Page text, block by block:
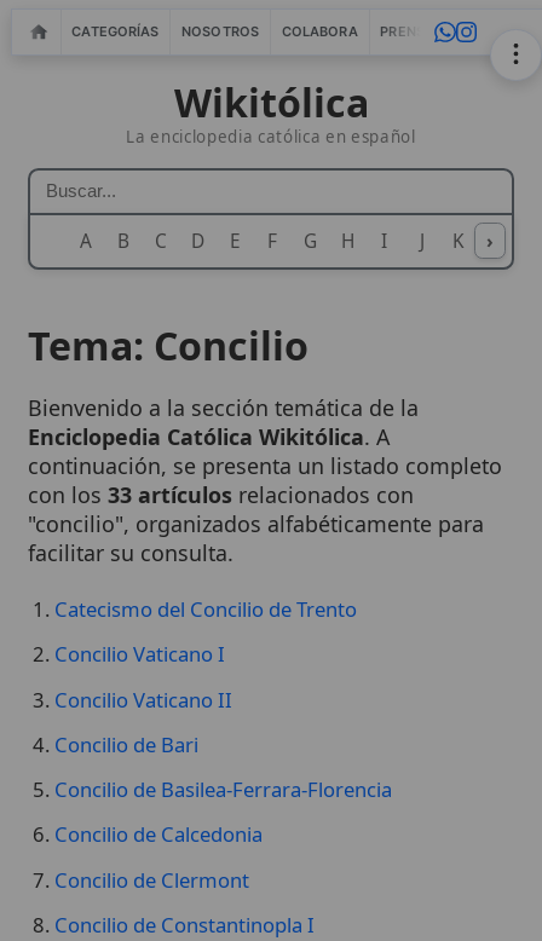
CATEGORÍAS NOSOTROS COLABORA PRENSA WEBMASTERS
Wikitólica
La enciclopedia católica en español
A B C D E F G H I J K L M
›
Enciclopedia Católica Wikitólica. A
continuación, se presenta un listado completo
con los33 artículosrelacionados con
"concilio", organizados alfabéticamente para
facilitar su consulta.
Catecismo del Concilio de Trento
Concilio de Calcedonia
Concilio de Clermont
Concilio de Constantinopla I
Concilio de Constantinopla II
Concilio de Constantinopla III